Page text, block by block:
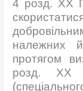
4 розд. ХХ
належних
протягом
розд. ХХ